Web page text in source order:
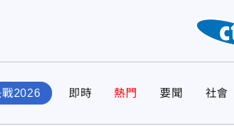
戰2026 即時 熱門 要聞 社會